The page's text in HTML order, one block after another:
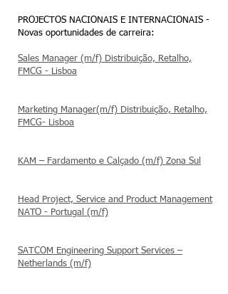
PROJECTOS NACIONAIS E INTERNACIONAIS -
Novas oportunidades de carreira:
Sales Manager (m/f) Distribuição, Retalho,
FMCG - Lisboa
Marketing Manager(m/f) Distribuição, Retalho,
FMCG- Lisboa
KAM – Fardamento e Calçado (m/f) Zona Sul
Head Project, Service and Product Management
NATO - Portugal (m/f)
SATCOM Engineering Support Services –
Netherlands (m/f)